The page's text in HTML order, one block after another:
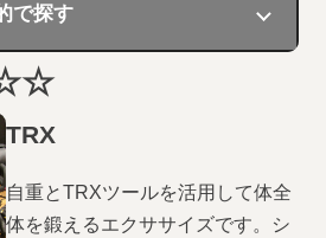
TRX
自重とTRXツールを活用して体全
体を鍛えるエクササイズです。シ
で探す
難度▲▲▲△△